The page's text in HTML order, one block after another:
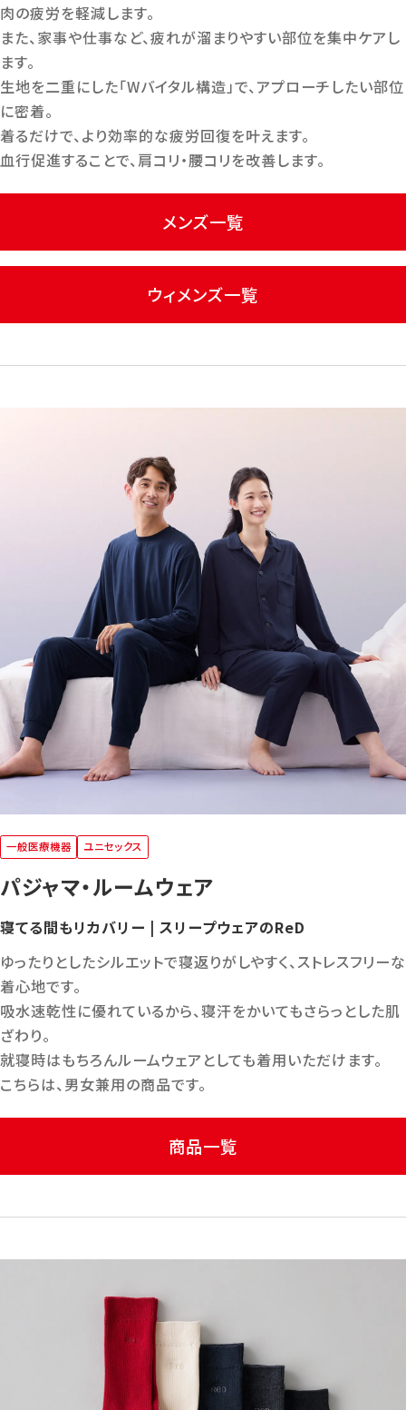
肉の疲労を軽減します。
また、家事や仕事など、疲れが溜まりやすい部位を集中ケアし
ます。
生地を二重にした「Wバイタル構造」で、アプローチしたい部位
に密着。
着るだけで、より効率的な疲労回復を叶えます。
血行促進することで、肩コリ・腰コリを改善します。
メンズ一覧
ウィメンズ一覧
一般医療機器 ユニセックス
パジャマ・ルームウェア
寝てる間もリカバリー | スリープウェアのReD
ゆったりとしたシルエットで寝返りがしやすく、ストレスフリーな
着心地です。
吸水速乾性に優れているから、寝汗をかいてもさらっとした肌
ざわり。
就寝時はもちろんルームウェアとしても着用いただけます。
こちらは、男女兼用の商品です。
商品一覧